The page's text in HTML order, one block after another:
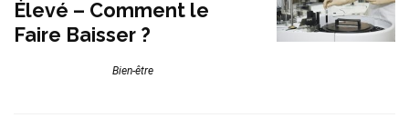
Élevé – Comment le
Faire Baisser ?
Bien-être